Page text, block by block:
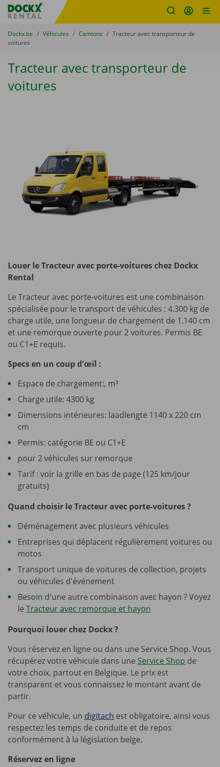
sitename
You are here:
du
Dockx.be to
Véhicules to
Camions to
Tracteur avec transporteur de
voitures
Tracteur avec transporteur de
voitures
Louer le Tracteur avec porte-voitures chez Dockx
Rental
Le Tracteur avec porte-voitures est une combinaison
spécialisée pour le transport de véhicules : 4.300 kg de
charge utile, une longueur de chargement de 1.140 cm
et une remorque ouverte pour 2 voitures. Permis BE
ou C1+E requis.
Specs en un coup d'œil :
Espace de chargement:, m³
Charge utile: 4300 kg
Dimensions intérieures: laadlengte 1140 x 220 cm
cm
Permis: catégorie BE ou C1+E
pour 2 véhicules sur remorque
Tarif : voir la grille en bas de page (125 km/jour
gratuits)
Quand choisir le Tracteur avec porte-voitures ?
Déménagement avec plusieurs véhicules
Entreprises qui déplacent régulièrement voitures ou
motos
Transport unique de voitures de collection, projets
ou véhicules d'événement
Besoin d'une autre combinaison avec hayon ? Voyez
le Tracteur avec remorque et hayon
Pourquoi louer chez Dockx ?
Vous réservez en ligne ou dans une Service Shop. Vous
récupérez votre véhicule dans une Service Shop de
votre choix, partout en Belgique. Le prix est
transparent et vous connaissez le montant avant de
partir.
Pour ce véhicule, un digitach est obligatoire, ainsi vous
respectez les temps de conduite et de repos
conformément à la législation belge.
Réservez en ligne